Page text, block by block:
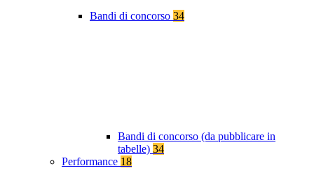
Bandi di concorso 34
Bandi di concorso (da pubblicare in
tabelle) 34
Performance 18